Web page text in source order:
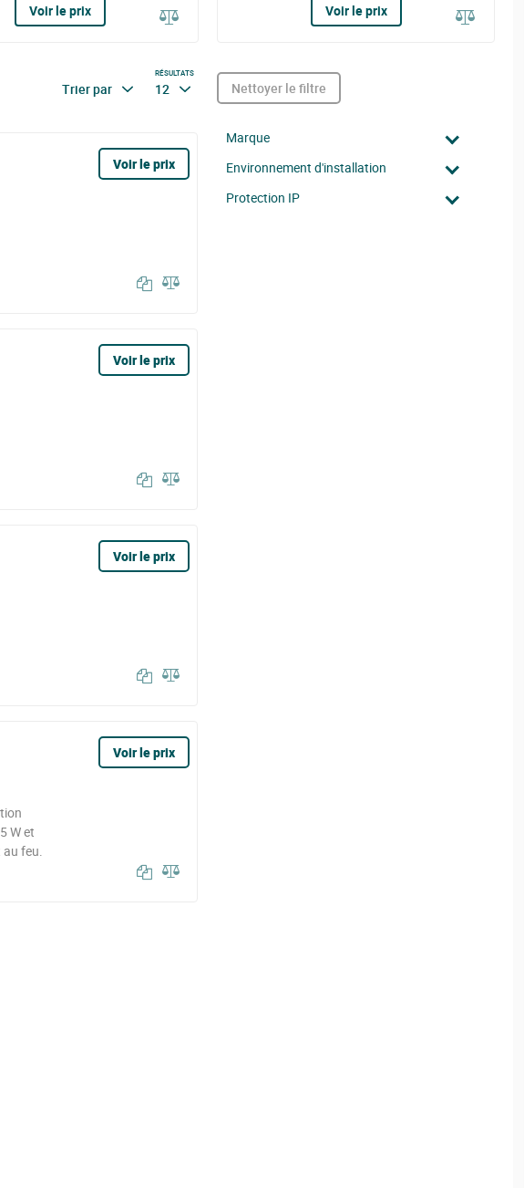
Voir le prix Voir le prix
Trier par
RÉSULTATS
12
Voir le prix
Voir le prix
Voir le prix
W et
au feu.
Voir le prix
Nettoyer le filtre
Marque
Environnement d'installation
Protection IP